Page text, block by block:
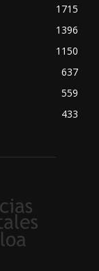
1715
1396
1150
637
559
433